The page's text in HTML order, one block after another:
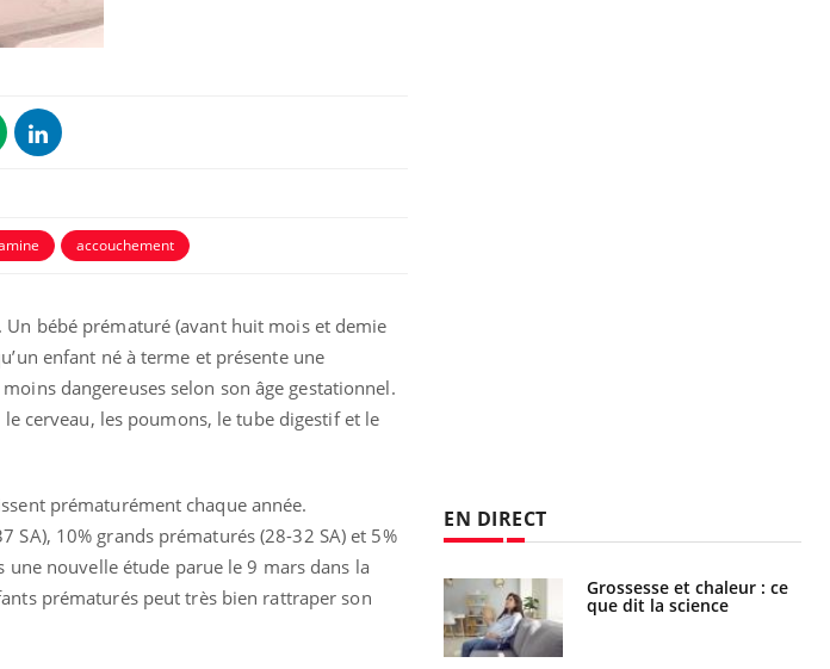
accouchement
Un bébé prématuré (avant huit mois et demie
enfant né à terme et présente une
dangereuses selon son âge gestationnel.
cerveau, les poumons, le tube digestif et le
prématurément chaque année.
SA), 10% grands prématurés (28-32 SA) et 5%
une nouvelle étude parue le 9 mars dans la
prématurés peut très bien rattraper son
EN DIRECT
t-elle
?
Fortes chaleurs :
pourquoi le risque de
Grossesse et chaleur : ce
que dit la science